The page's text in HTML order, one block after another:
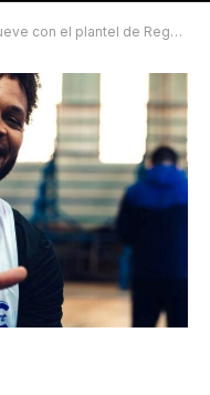
con el plantel de Regatas